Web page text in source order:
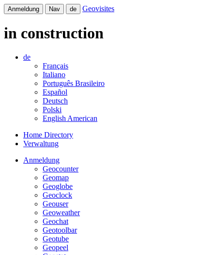
Anmeldung Nav de Geovisites
in construction
de
Français
Italiano
Português Brasileiro
Español
Deutsch
Polski
English American
Home Directory
Verwaltung
Anmeldung
Geocounter
Geomap
Geoglobe
Geoclock
Geouser
Geoweather
Geochat
Geotoolbar
Geotube
Geopeel